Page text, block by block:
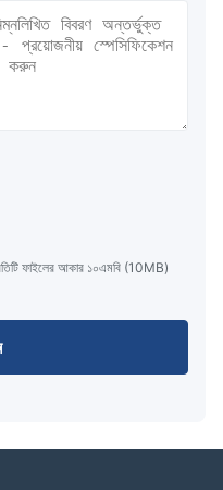
ফাইলের আকার ১০এমবি (10MB)